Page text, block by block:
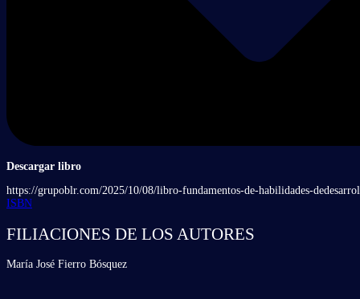
Descargar libro
https://grupoblr.com/2025/10/08/libro-fundamentos-de-habilidades-
ISBN
FILIACIONES DE LOS AUTORES
María José Fierro Bósquez